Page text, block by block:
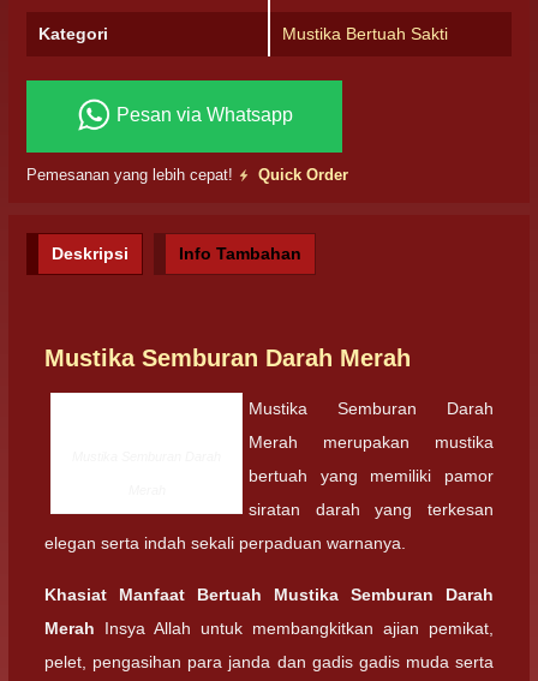
Kategori Mustika Bertuah Sakti
Pesan via Whatsapp
Pemesanan yang lebih cepat! Quick Order
Deskripsi Info Tambahan
Mustika Semburan Darah Merah
Mustika Semburan Darah
Merah merupakan mustika
bertuah yang memiliki pamor
siratan darah yang terkesan
elegan serta indah sekali perpaduan warnanya.
Khasiat Manfaat Bertuah Mustika Semburan Darah
Merah Insya Allah untuk membangkitkan ajian pemikat,
pelet, pengasihan para janda dan gadis gadis muda serta